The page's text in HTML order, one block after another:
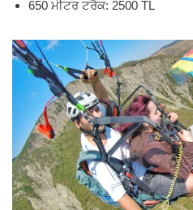
650 ਮੀਟਰ ਟਰੈਕ: 2500 TL